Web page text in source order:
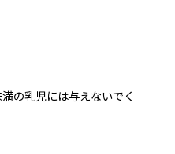
の乳児には与えないでく